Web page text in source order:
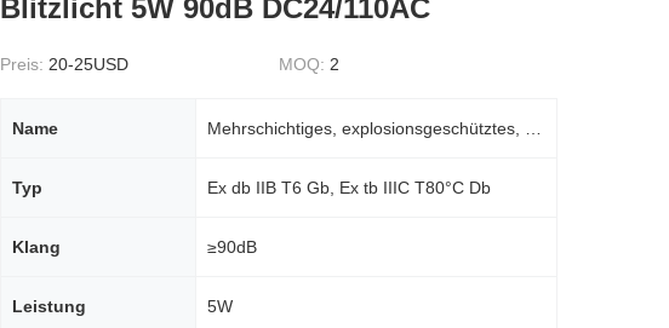
Blitzlicht 5W 90dB DC24/110AC
Preis: 20-25USD MOQ: 2
Name
Typ Ex db IIB T6 Gb, Ex tb IIIC T80°C Db
Klang ≥90dB
Leistung 5W